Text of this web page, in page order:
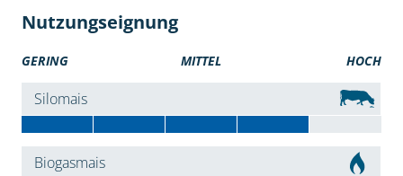
Nutzungseignung
GERING MITTEL HOCH
Silomais
Biogasmais